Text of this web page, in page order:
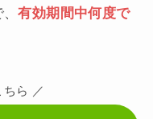
、有効期間中何度で
ちら ／